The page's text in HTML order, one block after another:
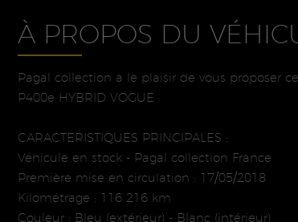
À PROPOS DU
Pagal collection a le plaisir de vous proposer
P400e HYBRID VOGUE
CARACTERISTIQUES PRINCIPALES :
Véhicule en stock - Pagal collection France
Première mise en circulation : 17/05/2018
Kilométrage : 116 216 km
Couleur : Bleu (extérieur) - Blanc (intérieur)